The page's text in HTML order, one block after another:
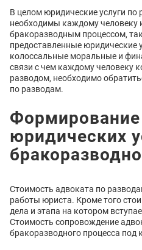
В целом юридические услуги
необходимы каждому человеку
бракоразводным процессом,
предоставленные юридические
колоссальные моральные и
связи с чем каждому человеку
разводом, необходимо
по разводам.
юридических
Стоимость адвоката по
работы юриста. Кроме того
дела и этапа на котором
Стоимость сопровождение
бракоразводного процесса под